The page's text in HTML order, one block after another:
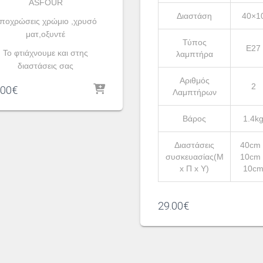
ASFOUR
χρώμιο ,χρυσό
ματ,οξυντέ
To φτιάχνουμε και στης
διαστάσεις σας
€
Διαστάση
Τύπος
λαμπτήρα
Ε27
Αριθμός
Λαμπτήρων
2
Βάρος 1.4kg
Διαστάσεις
συσκευασίας(Μ
x Π x Υ)
40cm
10cm
10cm
29.00€